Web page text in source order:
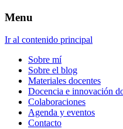
Menu
Ir al contenido principal
Sobre mí
Sobre el blog
Materiales docentes
Docencia e innovación
Colaboraciones
Agenda y eventos
Contacto